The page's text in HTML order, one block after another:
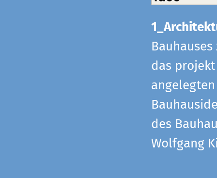
das
des
Wolfgang